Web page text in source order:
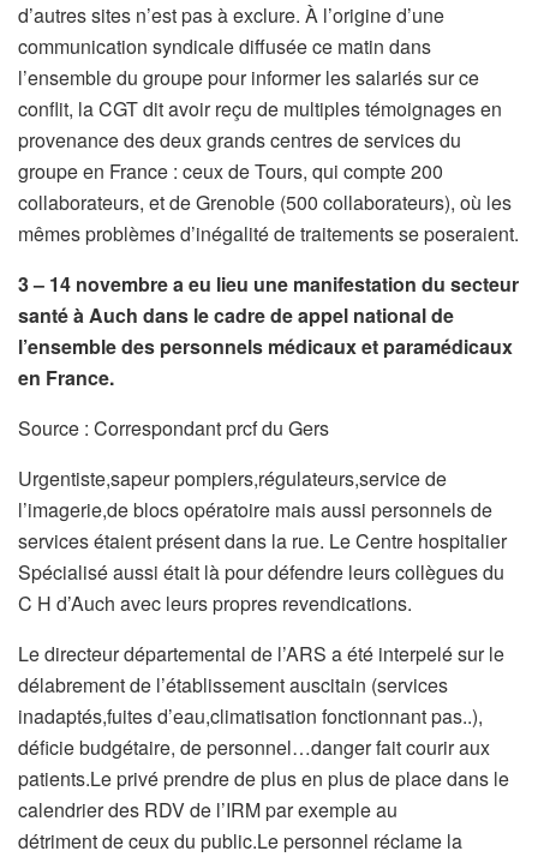
d’autres sites n’est pas à exclure. À l’origine d’une
communication syndicale diffusée ce matin dans
l’ensemble du groupe pour informer les salariés sur ce
conflit, la CGT dit avoir reçu de multiples témoignages en
provenance des deux grands centres de services du
groupe en France : ceux de Tours, qui compte 200
collaborateurs, et de Grenoble (500 collaborateurs), où les
mêmes problèmes d’inégalité de traitements se poseraient.
3 – 14 novembre a eu lieu une manifestation du secteur
santé à Auch dans le cadre de appel national de
l’ensemble des personnels médicaux et paramédicaux
en France.
Source : Correspondant prcf du Gers
Urgentiste,sapeur pompiers,régulateurs,service de
l’imagerie,de blocs opératoire mais aussi personnels de
services étaient présent dans la rue. Le Centre hospitalier
Spécialisé aussi était là pour défendre leurs collègues du
C H d’Auch avec leurs propres revendications.
Le directeur départemental de l’ARS a été interpelé sur le
délabrement de l’établissement auscitain (services
inadaptés,fuites d’eau,climatisation fonctionnant pas..),
déficie budgétaire, de personnel…danger fait courir aux
patients.Le privé prendre de plus en plus de place dans le
calendrier des RDV de l’IRM par exemple au
détriment de ceux du public.Le personnel réclame la